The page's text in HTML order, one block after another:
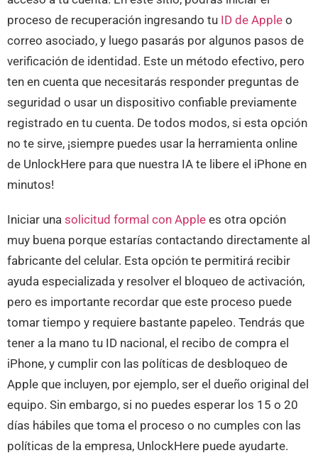
proceso de recuperación ingresando tu ID de Apple o
correo asociado, y luego pasarás por algunos pasos de
verificación de identidad. Este un método efectivo, pero
ten en cuenta que necesitarás responder preguntas de
seguridad o usar un dispositivo confiable previamente
registrado en tu cuenta. De todos modos, si esta opción
no te sirve, ¡siempre puedes usar la herramienta online
de UnlockHere para que nuestra IA te libere el iPhone en
minutos!
Iniciar una solicitud formal con Apple es otra opción
muy buena porque estarías contactando directamente al
fabricante del celular. Esta opción te permitirá recibir
ayuda especializada y resolver el bloqueo de activación,
pero es importante recordar que este proceso puede
tomar tiempo y requiere bastante papeleo. Tendrás que
tener a la mano tu ID nacional, el recibo de compra el
iPhone, y cumplir con las políticas de desbloqueo de
Apple que incluyen, por ejemplo, ser el dueño original del
equipo. Sin embargo, si no puedes esperar los 15 o 20
días hábiles que toma el proceso o no cumples con las
políticas de la empresa, UnlockHere puede ayudarte.